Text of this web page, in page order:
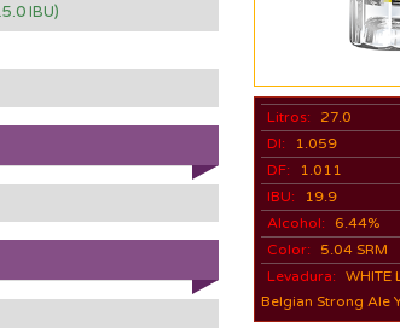
IBU)
Litros:
27.0
DI:
1.059
DF:
1.011
IBU:
19.9
Alcohol:
6.44%
Color:
5.04 SRM
Levadura: WHITE
Belgian Strong Ale